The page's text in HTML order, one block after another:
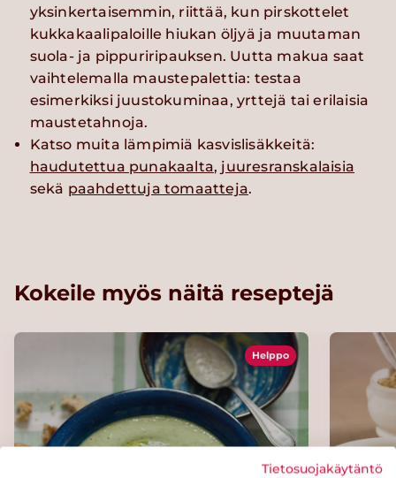
yksinkertaisemmin, riittää, kun pirskottelet
kukkakaalipaloille hiukan öljyä ja muutaman
suola- ja pippuriripauksen. Uutta makua saat
vaihtelemalla maustepalettia: testaa
esimerkiksi juustokuminaa, yrttejä tai erilaisia
maustetahnoja.
Katso muita lämpimiä kasvislisäkkeitä:
haudutettua punakaalta, juuresranskalaisia
sekä paahdettuja tomaatteja.
Kokeile myös näitä reseptejä
Helppo
Tietosuojakäytäntö